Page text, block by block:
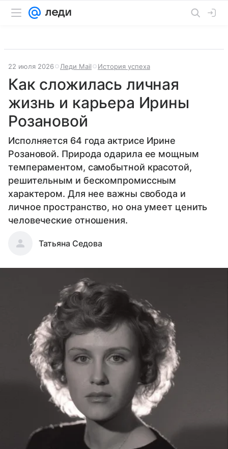
22 июля 2026 Леди Mail История успеха
Как сложилась личная
жизнь и карьера Ирины
Розановой
Исполняется 64 года актрисе Ирине
Розановой. Природа одарила ее мощным
темпераментом, самобытной красотой,
решительным и бескомпромиссным
характером. Для нее важны свобода и
личное пространство, но она умеет ценить
человеческие отношения.
Татьяна Седова